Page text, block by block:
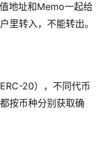
地址和Memo一起给
里转入，不能转出。
20），不同代币
按币种分别获取确